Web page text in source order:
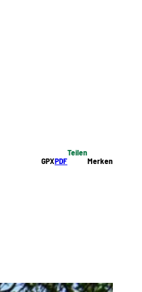
GPXPDF
Teilen
Merken